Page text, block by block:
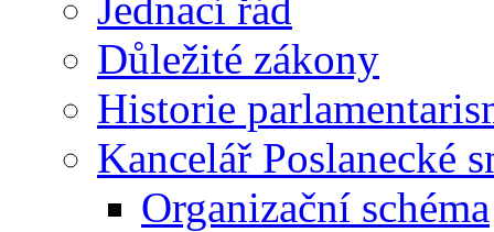
Jednací řád
Důležité zákony
Historie
Kancelář Poslanecké
Organizační schéma